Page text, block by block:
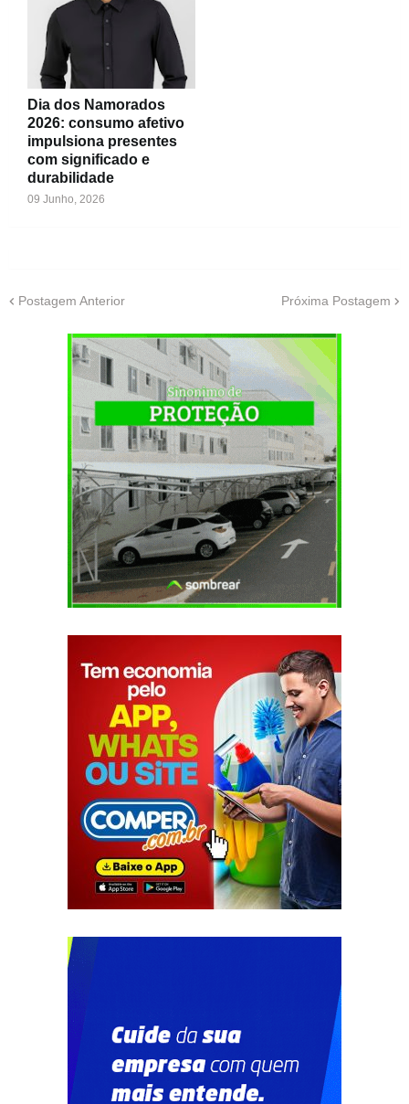
Dia dos Namorados
2026: consumo afetivo
impulsiona presentes
com significado e
durabilidade
09 Junho, 2026
Postagem Anterior Próxima Postagem